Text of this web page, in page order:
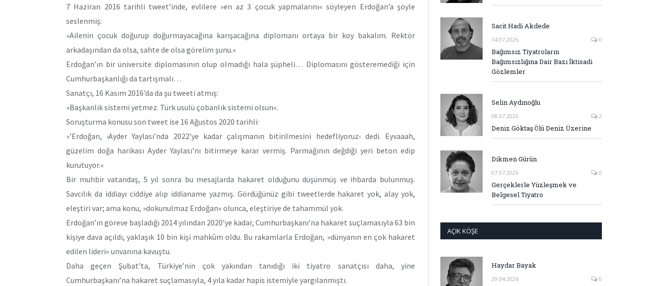
7 Haziran 2016 tarihli tweet’inde, evlilere »en az 3 çocuk yapmalarını« söyleyen Erdoğan’a şöyle
seslenmiş:
»Ailenin çocuk doğurup doğurmayacağına karışacağına diplomanı ortaya bir koy bakalım. Rektör
arkadaşından da olsa, sahte de olsa görelim şunu.«
Erdoğan’ın bir üniversite diplomasının olup olmadığı hala şüpheli… Diplomasını gösteremediği için
Cumhurbaşkanlığı da tartışmalı…
Sanatçı, 16 Kasım 2016’da da şu tweeti atmış:
»Başkanlık sistemi yetmez. Türk usulü çobanlık sistemi olsun«.
Soruşturma konusu son tweet ise 16 Ağustos 2020 tarihli:
»’Erdoğan, ›Ayder Yaylası’nda 2022’ye kadar çalışmanın bitirilmesini hedefliyoruz‹ dedi. Eyvaaah,
güzelim doğa harikası Ayder Yaylası’nı bitirmeye karar vermiş. Parmağının değdiği yeri beton edip
kurutuyor.«
Bir muhbir vatandaş, 5 yıl sonra bu mesajlarda hakaret olduğunu düşünmüş ve ihbarda bulunmuş.
Savcılık da iddiayı ciddiye alıp iddianame yazmış. Gördüğünüz gibi tweetlerde hakaret yok, alay yok,
eleştiri var; ama konu, »dokunulmaz Erdoğan« olunca, eleştiriye de tahammül yok.
Erdoğan’ın göreve başladığı 2014 yılından 2020’ye kadar, Cumhurbaşkanı’na hakaret suçlamasıyla 63 bin
kişiye dava açıldı, yaklaşık 10 bin kişi mahkûm oldu. Bu rakamlarla Erdoğan, »dünyanın en çok hakaret
edilen lideri« unvanına kavuştu.
Daha geçen Şubat’ta, Türkiye’nin çok yakından tanıdığı iki tiyatro sanatçısı daha, yine
Cumhurbaşkanı’na hakaret suçlamasıyla, 4 yıla kadar hapis istemiyle yargılanmıştı.
Sacit Hadi Akdede
14.07.2026 0
Bağımsız Tiyatroların
Bağımsızlığına Dair Bazı İktisadi
Gözlemler
Selin Aydınoğlu
08.07.2026 2
Deniz Göktaş Ölü Deniz Üzerine
Dikmen Gürün
07.07.2026 0
Gerçeklerle Yüzleşmek ve
Belgesel Tiyatro
AÇIK KÖŞE
Haydar Bayak
29.04.2026 0